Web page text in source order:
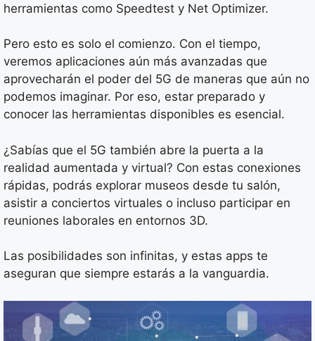
herramientas como Speedtest y Net Optimizer.
Pero esto es solo el comienzo. Con el tiempo,
veremos aplicaciones aún más avanzadas que
aprovecharán el poder del 5G de maneras que aún no
podemos imaginar. Por eso, estar preparado y
conocer las herramientas disponibles es esencial.
¿Sabías que el 5G también abre la puerta a la
realidad aumentada y virtual? Con estas conexiones
rápidas, podrás explorar museos desde tu salón,
asistir a conciertos virtuales o incluso participar en
reuniones laborales en entornos 3D.
Las posibilidades son infinitas, y estas apps te
aseguran que siempre estarás a la vanguardia.